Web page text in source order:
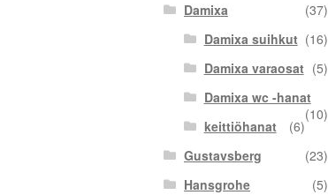
Damixa
(37)
Damixa suihkut (16)
Damixa varaosat (5)
Damixa wc -hanat
(10)
keittiöhanat
(6)
Gustavsberg
(23)
Hansgrohe
(5)